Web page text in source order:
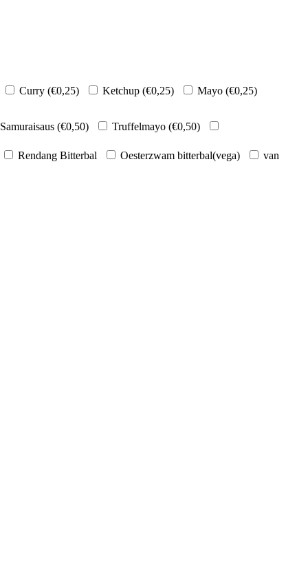
Curry (€0,25) Ketchup (€0,25) Mayo (€0,25)
Samuraisaus (€0,50) Truffelmayo (€0,50)
Rendang Bitterbal Oesterzwam bitterbal(vega)
van